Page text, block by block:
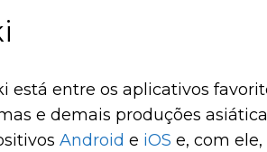
está entre os aplicativos
e demais produções
Android e iOS e, com